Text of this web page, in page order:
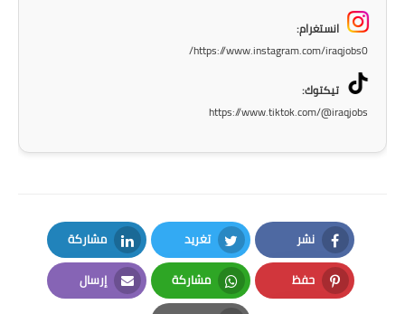
المرحلة الاعدادية
المرحلة الابتدائية
المرحلة المتوسطة
انستغرام:
https://www.instagram.com/iraqjobs0/
تيكتوك:
https://www.tiktok.com/@iraqjobs
نشر
Facebook
تغريد
Twitter
مشاركة
LinkedIn
حفظ
Pinterest
مشاركة
Whatsapp
إرسال
Email